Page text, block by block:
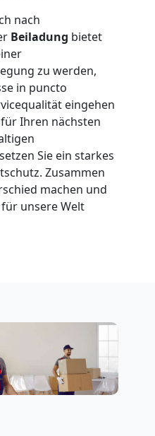
nach
Beiladung bietet
zu werden,
in puncto
eingehen
Ihren nächsten
Sie ein starkes
Zusammen
machen und
unsere Welt